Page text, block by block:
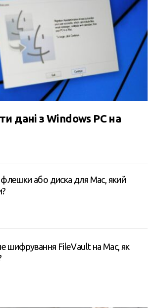
дані з Windows PC на
або диска для Mac, який
шифрування FileVault на Mac, як